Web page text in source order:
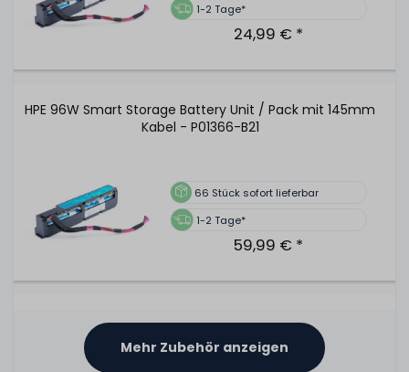
1-2 Tage*
24,99 € *
HPE 96W Smart Storage Battery Unit / Pack mit 145mm
Kabel - P01366-B21
66 Stück sofort lieferbar
1-2 Tage*
59,99 € *
HPE 96W Smart Storage Battery Unit / Pack mit 145mm
Kabel - 815983-001 / 727258-B21
Mehr Zubehör anzeigen